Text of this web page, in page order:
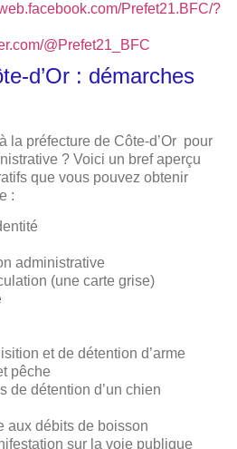
Prefet21.BFC/?
@Prefet21_BFC
d’Or : démarches
la préfecture de Côte-d’Or pour
? Voici un bref aperçu
que vous pouvez obtenir
:
administrative
(une carte grise)
et de détention d’arme
pêche
de détention d’un chien
aux débits de boisson
sur la voie publique